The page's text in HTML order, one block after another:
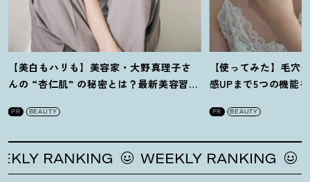
【美白もハリも】美容家・大野真理子さ
んの “杏仁肌” の秘密とは ？ 最新美容習慣
PR BEAUTY
【使ってみた】毛穴
感UPまで5つの機能
PR BEAUTY
RANKING WEEKLY RANKING